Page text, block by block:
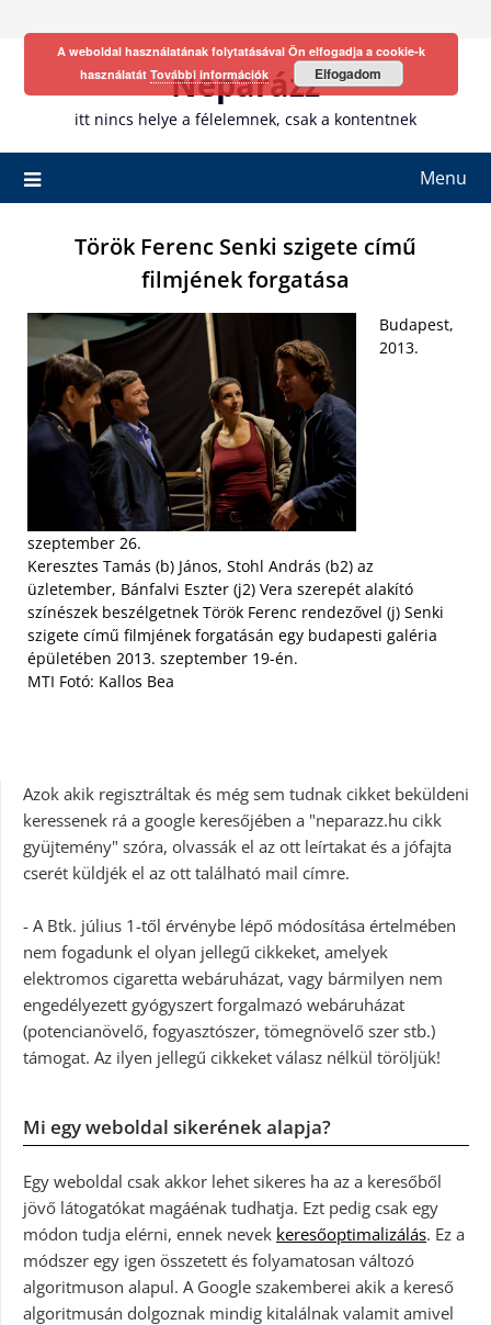
Neparázz
itt nincs helye a félelemnek, csak a kontentnek
Menu
Török Ferenc Senki szigete című
filmjének forgatása
Budapest,
2013.
szeptember 26.
Keresztes Tamás (b) János, Stohl András (b2) az
üzletember, Bánfalvi Eszter (j2) Vera szerepét alakító
színészek beszélgetnek Török Ferenc rendezővel (j) Senki
szigete című filmjének forgatásán egy budapesti galéria
épületében 2013. szeptember 19-én.
MTI Fotó: Kallos Bea
Azok akik regisztráltak és még sem tudnak cikket beküldeni
keressenek rá a google keresőjében a "neparazz.hu cikk
gyüjtemény" szóra, olvassák el az ott leírtakat és a jófajta
cserét küldjék el az ott található mail címre.
- A Btk. július 1-től érvénybe lépő módosítása értelmében
nem fogadunk el olyan jellegű cikkeket, amelyek
elektromos cigaretta webáruházat, vagy bármilyen nem
engedélyezett gyógyszert forgalmazó webáruházat
(potencianövelő, fogyasztószer, tömegnövelő szer stb.)
támogat. Az ilyen jellegű cikkeket válasz nélkül töröljük!
Mi egy weboldal sikerének alapja?
Egy weboldal csak akkor lehet sikeres ha az a keresőből
jövő látogatókat magáénak tudhatja. Ezt pedig csak egy
módon tudja elérni, ennek nevek keresőoptimalizálás. Ez a
módszer egy igen összetett és folyamatosan változó
algoritmuson alapul. A Google szakemberei akik a kereső
algoritmusán dolgoznak mindig kitalálnak valamit amivel
A weboldal használatának folytatásával Ön elfogadja a cookie-k
használatát További információk Elfogadom